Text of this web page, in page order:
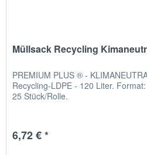
Müllsack Recycling
PREMIUM PLUS ® -
Recycling-LDPE - 120 Liter.
25 Stück/Rolle.
6,72 € *